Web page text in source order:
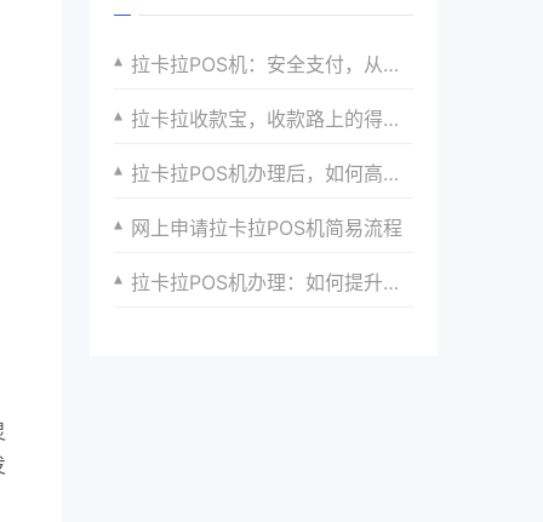
拉卡拉POS机：安全支付，从申请开始
拉卡拉收款宝，收款路上的得力助手
拉卡拉POS机办理后，如何高效利用提升业绩
网上申请拉卡拉POS机简易流程
拉卡拉POS机办理：如何提升你的收银效率